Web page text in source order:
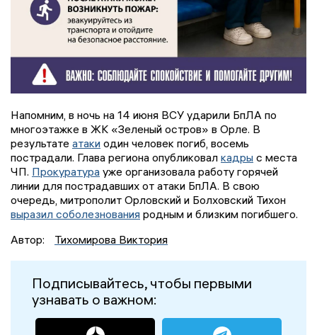
Напомним, в ночь на 14 июня ВСУ ударили БпЛА по
многоэтажке в ЖК «Зеленый остров» в Орле. В
результате атаки один человек погиб, восемь
пострадали. Глава региона опубликовал кадры с места
ЧП. Прокуратура уже организовала работу горячей
линии для пострадавших от атаки БпЛА. В свою
очередь, митрополит Орловский и Болховский Тихон
выразил соболезнования родным и близким погибшего.
Автор:
Тихомирова Виктория
Подписывайтесь, чтобы первыми
узнавать о важном: